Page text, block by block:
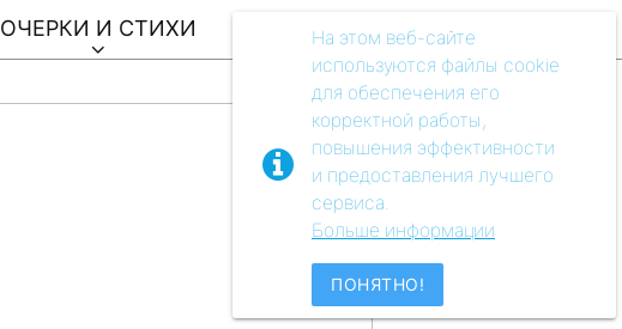
На этом веб-сайте
используются файлы cookie
для обеспечения его
корректной работы,
повышения эффективности
и предоставления лучшего
сервиса.
Больше информации
ПОНЯТНО!
ОЧЕРКИ И СТИХИ АУДIO МУЗЕЙ